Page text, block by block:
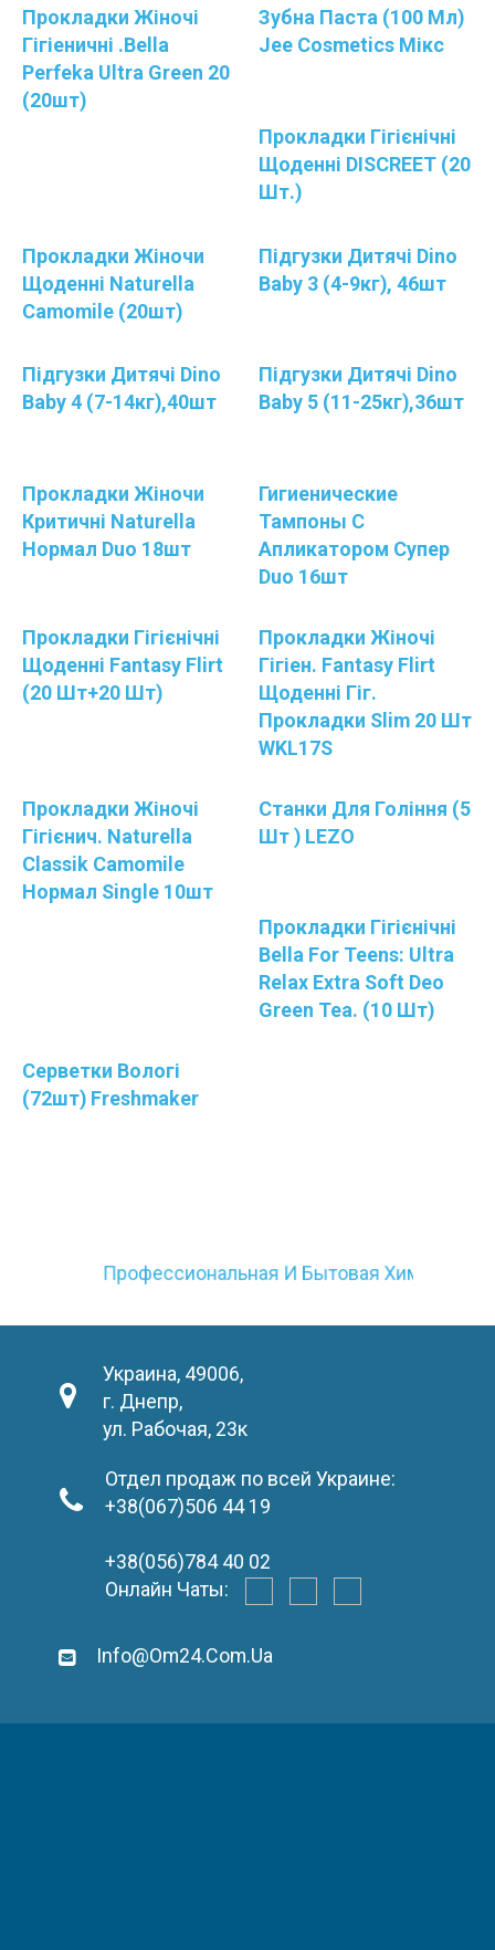
Прокладки Жіночі
Гігіеничні .Bella
Perfeka Ultra Green 20
(20шт)
Зубна Паста (100 Мл)
Jee Cosmetics Мікс
Прокладки Гігієнічні
Щоденні DISCREET (20
Шт.)
Прокладки Жіночи
Щоденні Naturella
Camomile (20шт)
Підгузки Дитячі Dino
Baby 3 (4-9кг), 46шт
Підгузки Дитячі Dino
Baby 4 (7-14кг),40шт
Підгузки Дитячі Dino
Baby 5 (11-25кг),36шт
Прокладки Жіночи
Критичні Naturella
Нормал Duo 18шт
Гигиенические
Тампоны С
Апликатором Супер
Duo 16шт
Прокладки Гігієнічні
Щоденні Fantasy Flirt
(20 Шт+20 Шт)
Прокладки Жіночі
Гігіен. Fantasy Flirt
Щоденні Гіг.
Прокладки Slim 20 Шт
WKL17S
Прокладки Жіночі
Гігієнич. Naturella
Classik Camomile
Нормал Single 10шт
Станки Для Гоління (5
Шт ) LEZO
Прокладки Гігієнічні
Bella For Teens: Ultra
Relax Extra Soft Deo
Greеn Tea. (10 Шт)
Серветки Вологі
(72шт) Freshmaker
Профессиональная И Бытовая Химия
Украина, 49006,
г. Днепр,
ул. Рабочая, 23к
Отдел продаж по всей Украине:
+38(067)506 44 19
+38(056)784 40 02
Онлайн Чаты:
Info@om24.com.ua